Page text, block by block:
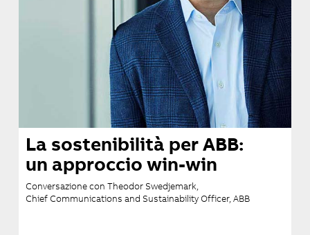
La sostenibilità per ABB:
un approccio win-win
Conversazione con Theodor Swedjemark,
Chief Communications and Sustainability Officer, ABB